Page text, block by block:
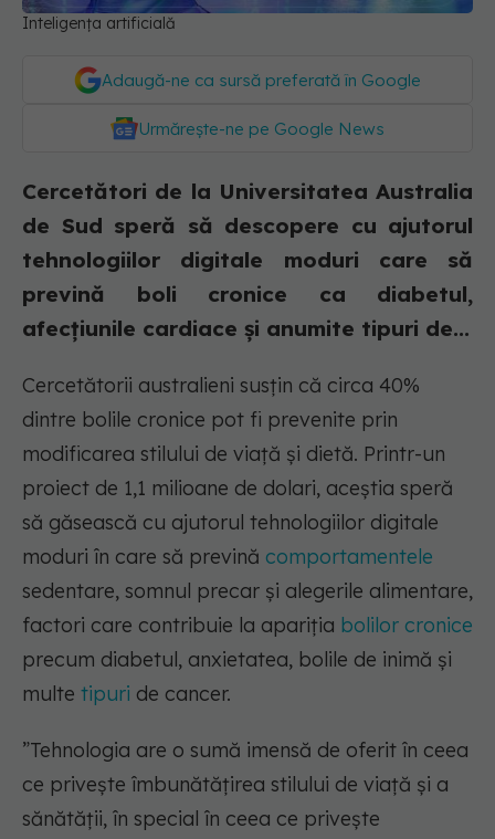
Inteligența artificială
Adaugă-ne ca sursă preferată în Google
Urmărește-ne pe Google News
Cercetători de la Universitatea Australia
de Sud speră să descopere cu ajutorul
tehnologiilor digitale moduri care să
prevină boli cronice ca diabetul,
afecțiunile cardiace și anumite tipuri de...
Cercetătorii australieni susțin că circa 40%
dintre bolile cronice pot fi prevenite prin
modificarea stilului de viață și dietă. Printr-un
proiect de 1,1 milioane de dolari, aceștia speră
să găsească cu ajutorul tehnologiilor digitale
moduri în care să prevină comportamentele
sedentare, somnul precar și alegerile alimentare,
factori care contribuie la apariția bolilor cronice
precum diabetul, anxietatea, bolile de inimă și
multe tipuri de cancer.
”Tehnologia are o sumă imensă de oferit în ceea
ce privește îmbunătățirea stilului de viață și a
sănătății, în special în ceea ce privește